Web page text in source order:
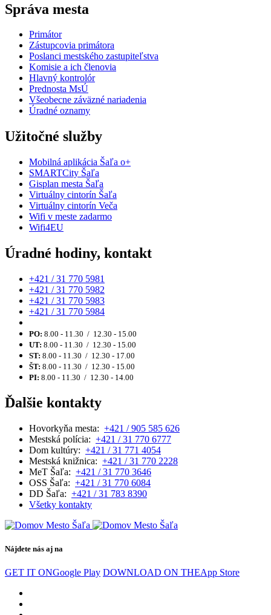
Správa mesta
Primátor
Zástupcovia primátora
Poslanci mestského zastupiteľstva
Komisie a ich členovia
Hlavný kontrolór
Prednosta MsÚ
Všeobecne záväzné nariadenia
Úradné oznamy
Užitočné služby
Mobilná aplikácia Šaľa o+
SMARTCity Šaľa
Gisplan mesta Šaľa
Virtuálny cintorín Šaľa
Virtuálny cintorín Veča
Wifi v meste zadarmo
Wifi4EU
Úradné hodiny, kontakt
+421 / 31 770 5981
+421 / 31 770 5982
+421 / 31 770 5983
+421 / 31 770 5984
PO: 8.00 - 11.30 / 12.30 - 15.00
UT: 8.00 - 11.30 / 12.30 - 15.00
ST: 8.00 - 11.30 / 12.30 - 17.00
ŠT: 8.00 - 11.30 / 12.30 - 15.00
PI: 8.00 - 11.30 / 12.30 - 14.00
Ďalšie kontakty
Hovorkyňa mesta: +421 / 905 585 626
Mestská polícia: +421 / 31 770 6777
Dom kultúry: +421 / 31 771 4054
Mestská knižnica: +421 / 31 770 2228
MeT Šaľa: +421 / 31 770 3646
OSS Šaľa: +421 / 31 770 6084
DD Šaľa: +421 / 31 783 8390
Všetky kontakty
Nájdete nás aj na
GET IT ONGoogle Play DOWNLOAD ON THEApp Store